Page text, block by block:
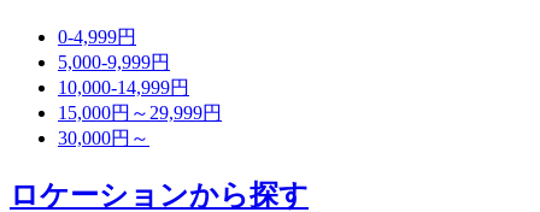
0-4,999円
5,000-9,999円
10,000-14,999円
15,000円～29,999円
30,000円～
ロケーションから探す